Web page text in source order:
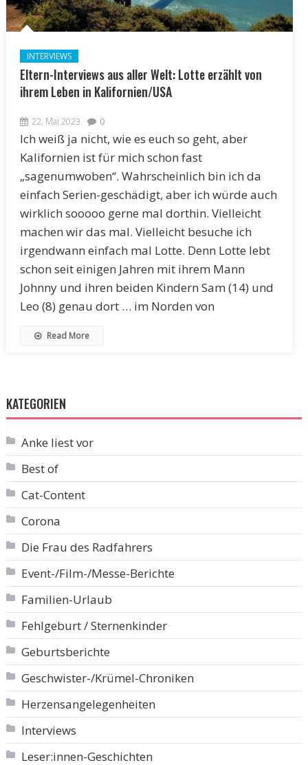
INTERVIEWS
Eltern-Interviews aus aller Welt: Lotte erzählt von
ihrem Leben in Kalifornien/USA
22. Mai 2023 0
Ich weiß ja nicht, wie es euch so geht, aber
Kalifornien ist für mich schon fast
„sagenumwoben“. Wahrscheinlich bin ich da
einfach Serien-geschädigt, aber ich würde auch
wirklich sooooo gerne mal dorthin. Vielleicht
machen wir das mal. Vielleicht besuche ich
irgendwann einfach mal Lotte. Denn Lotte lebt
schon seit einigen Jahren mit ihrem Mann
Johnny und ihren beiden Kindern Sam (14) und
Leo (8) genau dort … im Norden von
Read More
KATEGORIEN
Anke liest vor
Best of
Cat-Content
Corona
Die Frau des Radfahrers
Event-/Film-/Messe-Berichte
Familien-Urlaub
Fehlgeburt / Sternenkinder
Geburtsberichte
Geschwister-/Krümel-Chroniken
Herzensangelegenheiten
Interviews
Leser:innen-Geschichten